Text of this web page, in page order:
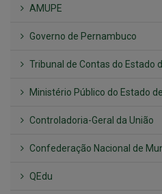
AMUPE
Governo de Pernambuco
Tribunal de Contas do Estado
Ministério Público do Estado
Controladoria-Geral da União
Confederação Nacional de
QEdu